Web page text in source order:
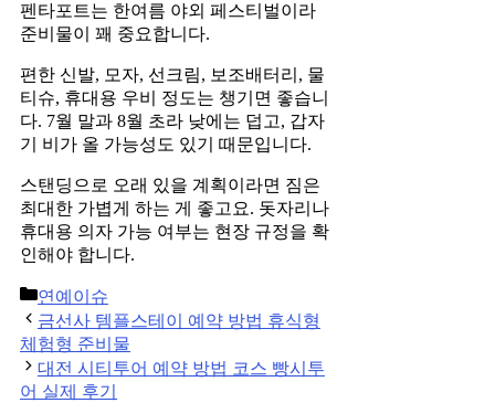
펜타포트는 한여름 야외 페스티벌이라
준비물이 꽤 중요합니다.
편한 신발, 모자, 선크림, 보조배터리, 물
티슈, 휴대용 우비 정도는 챙기면 좋습니
다. 7월 말과 8월 초라 낮에는 덥고, 갑자
기 비가 올 가능성도 있기 때문입니다.
스탠딩으로 오래 있을 계획이라면 짐은
최대한 가볍게 하는 게 좋고요. 돗자리나
휴대용 의자 가능 여부는 현장 규정을 확
인해야 합니다.
Categories
연예이슈
Post
navigation
금선사 템플스테이 예약 방법 휴식형
체험형 준비물
대전 시티투어 예약 방법 코스 빵시투
어 실제 후기